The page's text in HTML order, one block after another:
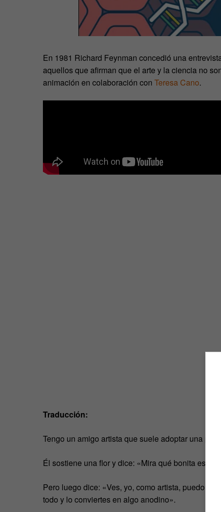
En 1981 Richard Feynman concedió una
aquellos que afirman que el arte y la ciencia no
animación en colaboración con Teresa Cano.
Traducción:
Tengo un amigo artista que suele adoptar una
Él sostiene una flor y dice: «Mira qué bonita es»,
Pero luego dice: «Ves, yo, como artista, puedo
todo y lo conviertes en algo anodino».